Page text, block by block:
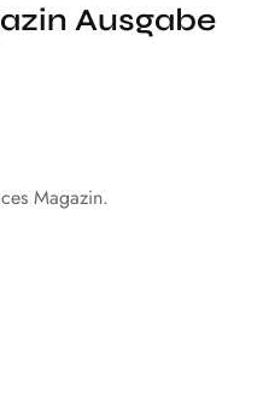
Ausgabe
Magazin.